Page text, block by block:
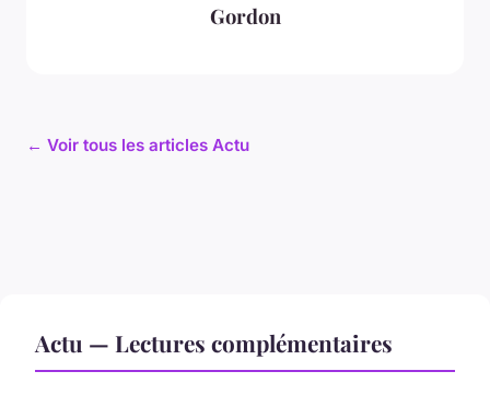
Gordon
← Voir tous les articles Actu
Actu — Lectures complémentaires